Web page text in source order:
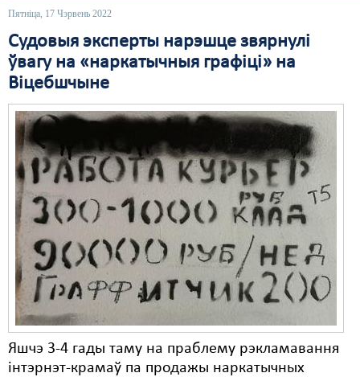
Пятніца, 17 Чэрвень 2022
Судовыя эксперты нарэшце звярнулі
ўвагу на «наркатычныя графіці» на
Віцебшчыне
Яшчэ 3-4 гады таму на праблему рэкламавання
інтэрнэт-крамаў па продажы наркатычных
Выбары
Грамадзянскія ініцыятывы
Дзяржава
Дыскрымінацыя
Затрыманьні
Карная псыхіятрыя
КПЧ ААН
Культурныя правы
ЛПП
Мігранты
Мірныя сходы
Пра нас
RSS